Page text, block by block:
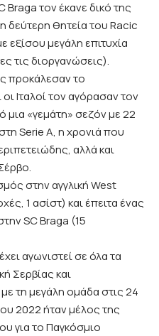
τον έκανε δικό της
δεύτερη θητεία του Racic
εξίσου μεγάλη επιτυχία
τις διοργανώσεις).
προκάλεσαν το
Ιταλοί τον αγόρασαν τον
«γεμάτη» σεζόν με 22
Serie A, η χρονιά που
αλλά και
στην αγγλική West
1 ασίστ) και έπειτα ένας
SC Braga (15
αγωνιστεί σε όλα τα
Σερβίας και
τη μεγάλη ομάδα στις 24
2022 ήταν μέλος της
για το Παγκόσμιο